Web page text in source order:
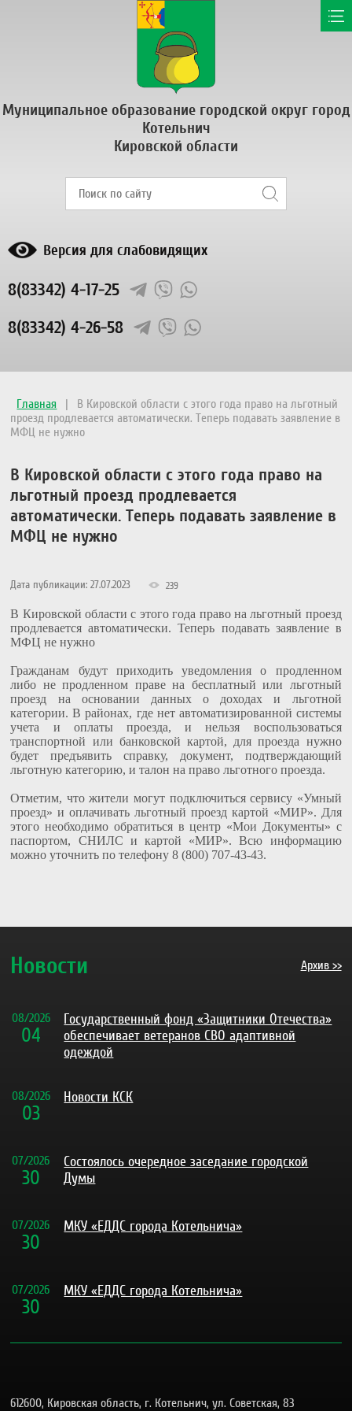
Муниципальное образование городской округ город
Котельнич
Кировской области
Версия для слабовидящих
8(83342) 4-17-25
8(83342) 4-26-58
Главная |
В Кировской области с этого года право на льготный
проезд продлевается автоматически. Теперь подавать заявление в
МФЦ не нужно
В Кировской области с этого года право на
льготный проезд продлевается
автоматически. Теперь подавать заявление в
МФЦ не нужно
Дата публикации: 27.07.2023 239
В Кировской области с этого года право на льготный проезд
продлевается автоматически. Теперь подавать заявление в
МФЦ не нужно
Гражданам будут приходить уведомления о продленном
либо не продленном праве на бесплатный или льготный
проезд на основании данных о доходах и льготной
категории. В районах, где нет автоматизированной системы
учета и оплаты проезда, и нельзя воспользоваться
транспортной или банковской картой, для проезда нужно
будет предъявить справку, документ, подтверждающий
льготную категорию, и талон на право льготного проезда.
Отметим, что жители могут подключиться сервису «Умный
проезд» и оплачивать льготный проезд картой «МИР». Для
этого необходимо обратиться в центр «Мои Документы» с
паспортом, СНИЛС и картой «МИР». Всю информацию
можно уточнить по телефону 8 (800) 707-43-43.
Новости Архив >>
04
08/2026
Государственный фонд «Защитники Отечества»
обеспечивает ветеранов СВО адаптивной
одеждой
03
08/2026 Новости КСК
30
07/2026
Состоялось очередное заседание городской
Думы
30
07/2026 МКУ «ЕДДС города Котельнича»
30
07/2026 МКУ «ЕДДС города Котельнича»
612600, Кировская область, г. Котельнич, ул. Советская, 83